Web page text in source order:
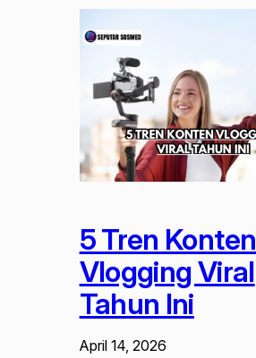
5 Tren Konten
Vlogging Viral
Tahun Ini
April 14, 2026